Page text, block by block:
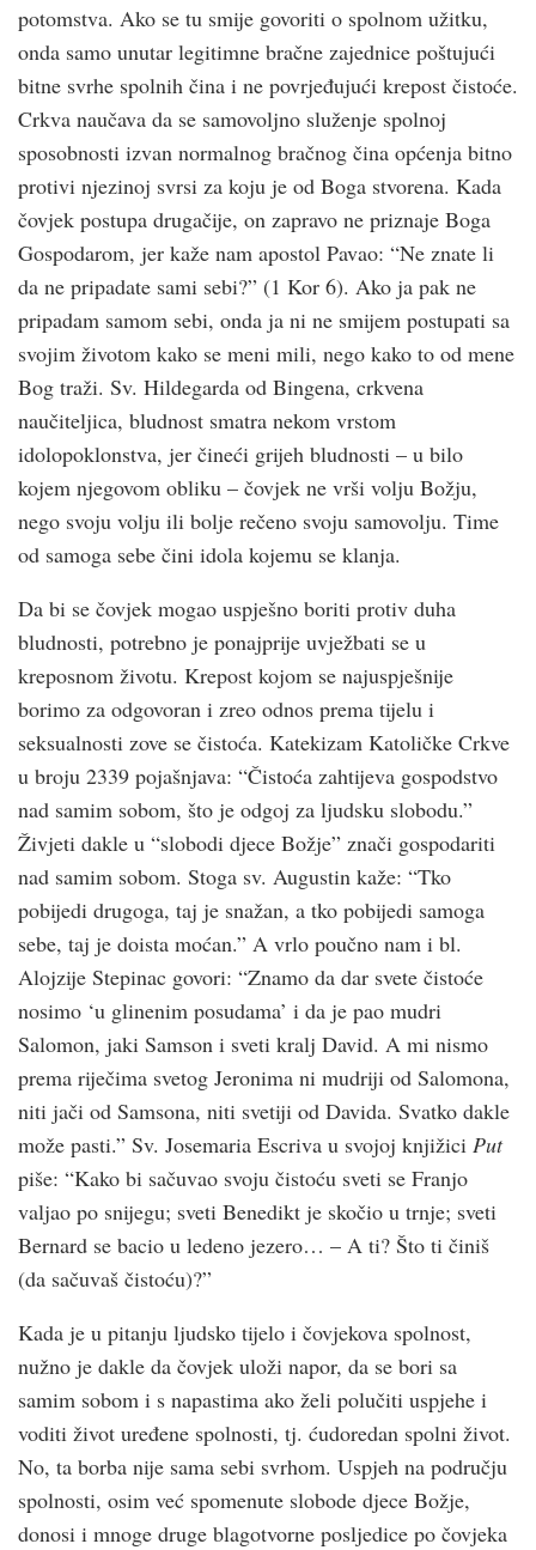
potomstva. Ako se tu smije govoriti o spolnom užitku,
onda samo unutar legitimne bračne zajednice poštujući
bitne svrhe spolnih čina i ne povrjeđujući krepost čistoće.
Crk­va naučava da se samovoljno služenje spolnoj
sposobnosti izvan normalnog bračnog čina općenja bitno
protivi njezinoj svrsi za koju je od Boga stvorena. Kada
čovjek postupa drugačije, on zapravo ne priznaje Boga
Gospodarom, jer kaže nam apostol Pavao: “Ne znate li
da ne pripadate sami sebi?” (1 Kor 6). Ako ja pak ne
pripadam samom sebi, onda ja ni ne smijem postupati sa
svojim životom kako se meni mili, nego kako to od mene
Bog traži. Sv. Hildegarda od Bingena, crk­vena
naučiteljica, bludnost smatra nekom vrstom
idolopoklonstva, jer čineći grijeh bludnosti – u bilo
kojem njegovom obliku – čovjek ne vrši volju Božju,
nego svoju volju ili bolje rečeno svoju samovolju. Time
od samoga sebe čini idola kojemu se klanja.
Da bi se čovjek mogao uspješno boriti protiv duha
bludnosti, potrebno je ponajprije uvježbati se u
kreposnom životu. Krepost kojom se najuspješnije
borimo za odgovoran i zreo odnos prema tijelu i
seksualnosti zove se čistoća. Katekizam Katoličke Crk­ve
u broju 2339 pojašnjava: “Čistoća zahtijeva gospodstvo
nad samim sobom, što je odgoj za ljudsku slobodu.”
Živjeti dakle u “slobodi djece Božje” znači gospodariti
nad samim sobom. Stoga sv. Augustin kaže: “Tko
pobijedi drugoga, taj je snažan, a tko pobijedi samoga
sebe, taj je doista moćan.” A vrlo poučno nam i bl.
Alojzije Stepinac govori: “Znamo da dar svete čistoće
nosimo ‘u glinenim posudama’ i da je pao mudri
Salomon, jaki Samson i sveti kralj David. A mi nismo
prema riječima svetog Jeronima ni mudriji od Salomona,
niti jači od Samsona, niti svetiji od Davida. Svatko dakle
može pasti.” Sv. Josemaria Escriva u svojoj knjižici Put
piše: “Kako bi sačuvao svoju čistoću sveti se Franjo
valjao po snijegu; sveti Benedikt je skočio u trnje; sveti
Bernard se bacio u ledeno jezero… – A ti? Što ti činiš
(da sačuvaš čistoću)?”
Kada je u pitanju ljudsko tijelo i čovjekova spolnost,
nužno je dakle da čovjek uloži napor, da se bori sa
samim sobom i s napastima ako želi polučiti uspjehe i
voditi život uređene spolnosti, tj. ćudoredan spolni život.
No, ta borba nije sama sebi svrhom. Uspjeh na području
spolnosti, osim već spomenute slobode djece Božje,
donosi i mnoge druge blagotvorne posljedice po čovjeka